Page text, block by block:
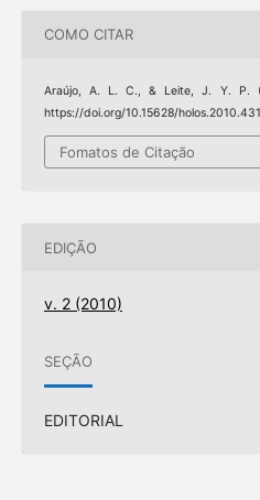
COMO CITAR
Araújo, A. L. C., & Leite, J. Y. P.
https://doi.org/10.15628/holos.2010.431
Fomatos de Citação
EDIÇÃO
v. 2 (2010)
SEÇÃO
EDITORIAL